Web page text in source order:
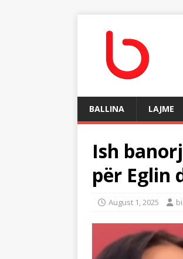
BALLINA LAJME
Ish
për Eglin
August 1, 2025